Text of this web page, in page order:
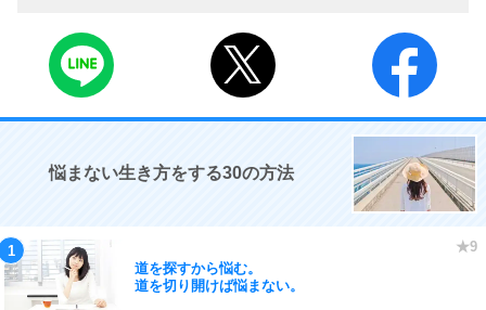
悩まない生き方をする30の方法
道を探すから悩む。
道を切り開けば悩まない。